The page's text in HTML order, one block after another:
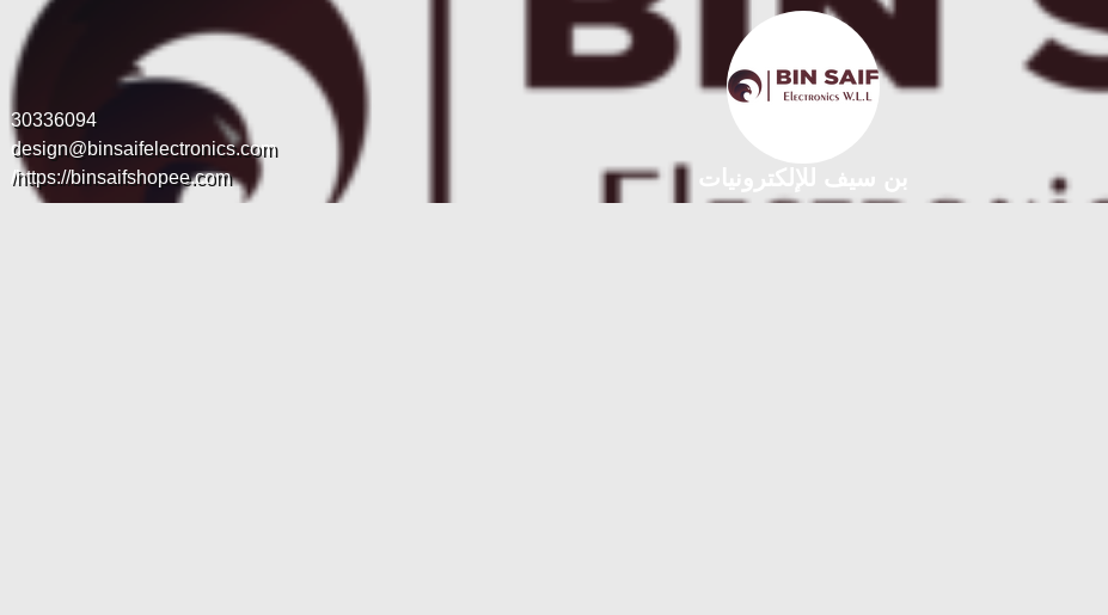
30336094
design@binsaifelectronics.com
https://binsaifshopee.com/